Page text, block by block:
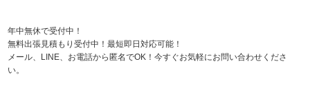
年中無休で受付中！
無料出張見積もり受付中！最短即日対応可能！
メール、LINE、お電話から匿名でOK！今すぐお気軽にお問い合わせくださ
い。